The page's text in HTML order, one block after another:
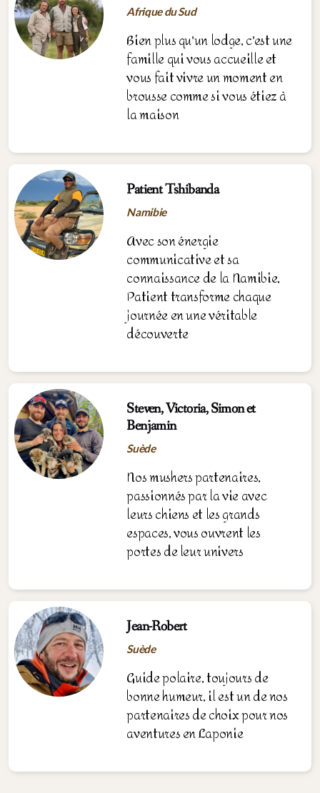
Afrique du Sud
Bien plus qu'un lodge, c'est une
famille qui vous accueille et
vous fait vivre un moment en
brousse comme si vous étiez à
la maison
Patient Tshibanda
Namibie
Avec son énergie
communicative et sa
connaissance de la Namibie,
Patient transforme chaque
journée en une véritable
découverte
Steven, Victoria, Simon et
Benjamin
Suède
Nos mushers partenaires,
passionnés par la vie avec
leurs chiens et les grands
espaces, vous ouvrent les
portes de leurunivers
Jean-Robert
Suède
Guide polaire, toujours de
bonne humeur, il est un de nos
partenaires de choix pour nos
aventures en Laponie